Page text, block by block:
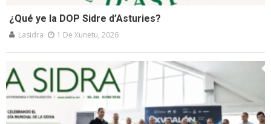
¿Qué ye la DOP Sidre d’Asturies?
Lasidra 1 De Xunetu, 2026